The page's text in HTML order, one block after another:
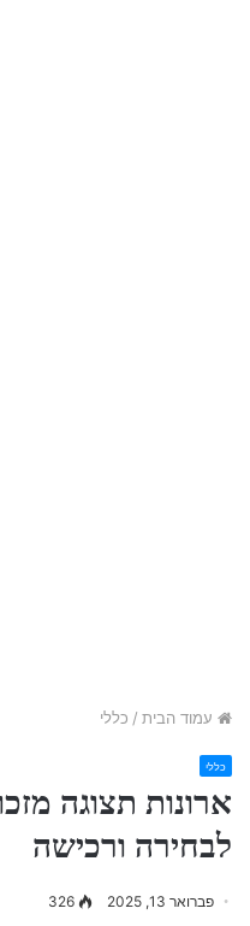
עמוד הבית / כללי
כללי
ארונות תצוגה
לבחירה ורכישה
פברואר 13, 2025 326